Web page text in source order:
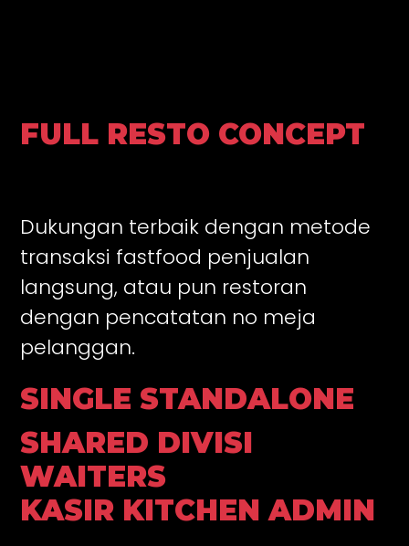
FULL RESTO CONCEPT
Dukungan terbaik dengan metode
transaksi fastfood penjualan
langsung, atau pun restoran
dengan pencatatan no meja
pelanggan.
SINGLE STANDALONE
SHARED DIVISI
WAITERS
KASIR KITCHEN ADMIN